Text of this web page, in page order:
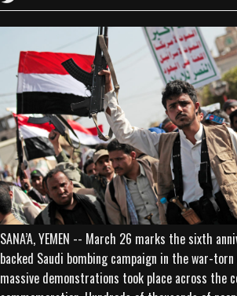
SANA’A, YEMEN -- March 26 marks the sixth
backed Saudi bombing campaign in the war-
massive demonstrations took place across the